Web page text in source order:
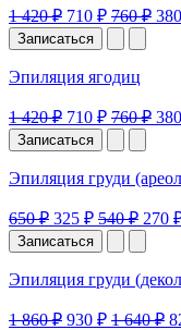
1 420 ₽ 710 ₽ 760 ₽
Записаться
Эпиляция ягодиц
1 420 ₽ 710 ₽ 760 ₽
Записаться
Эпиляция груди
650 ₽ 325 ₽ 540 ₽ 270
Записаться
Эпиляция груди
1 860 ₽ 930 ₽ 1 640 ₽